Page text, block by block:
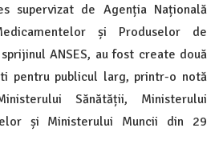
supervizat de Agenția Națională
și Produselor de
ANSES, au fost create două
pentru publicul larg, printr-o notă
Sănătății, Ministerului
și Ministerului Muncii din 29